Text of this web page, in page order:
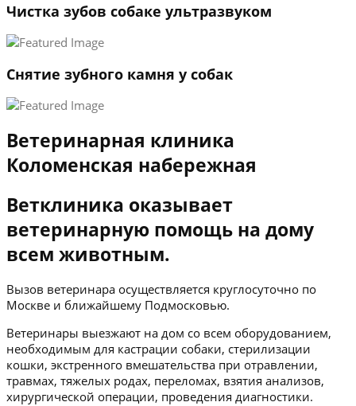
Чистка зубов собаке ультразвуком
Снятие зубного камня у собак
Ветеринарная клиника
Коломенская набережная
Ветклиника оказывает
ветеринарную помощь на дому
всем животным.
Вызов ветеринара осуществляется круглосуточно по
Москве и ближайшему Подмосковью.
Ветеринары выезжают на дом со всем оборудованием,
необходимым для кастрации собаки, стерилизации
кошки, экстренного вмешательства при отравлении,
травмах, тяжелых родах, переломах, взятия анализов,
хирургической операции, проведения диагностики.